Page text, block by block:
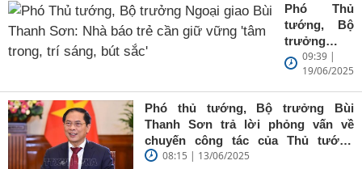
Phó Thủ
tướng, Bộ
trưởng
Ngoại giao
Bùi Thanh
Sơn: Nhà
báo trẻ cần
giữ vững
'tâm trong,
09:39 |
19/06/2025
Phó thủ tướng, Bộ trưởng Bùi
Thanh Sơn trả lời phỏng vấn về
chuyến công tác của Thủ tướng
Chính phủ đến Estonia, Pháp và
08:15 | 13/06/2025